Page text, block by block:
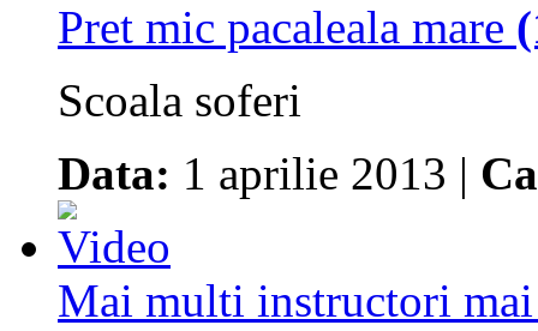
Pret mic pacaleala mare
Scoala soferi
Data: 1 aprilie 2013 |
Mai multi instructori